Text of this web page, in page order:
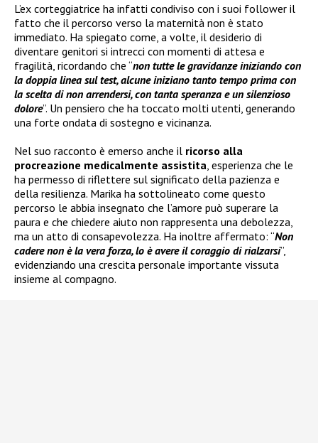
L’ex corteggiatrice ha infatti condiviso con i suoi follower il
fatto che il percorso verso la maternità non è stato
immediato. Ha spiegato come, a volte, il desiderio di
diventare genitori si intrecci con momenti di attesa e
fragilità, ricordando che “non tutte le gravidanze iniziando con
la doppia linea sul test, alcune iniziano tanto tempo prima con
la scelta di non arrendersi, con tanta speranza e un silenzioso
dolore”. Un pensiero che ha toccato molti utenti, generando
una forte ondata di sostegno e vicinanza.
Nel suo racconto è emerso anche il ricorso alla
procreazione medicalmente assistita , esperienza che le
ha permesso di riflettere sul significato della pazienza e
della resilienza. Marika ha sottolineato come questo
percorso le abbia insegnato che l’amore può superare la
paura e che chiedere aiuto non rappresenta una debolezza,
ma un atto di consapevolezza. Ha inoltre affermato: “Non
cadere non è la vera forza, lo è avere il coraggio di rialzarsi”,
evidenziando una crescita personale importante vissuta
insieme al compagno.